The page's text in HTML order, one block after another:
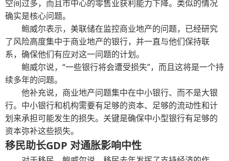
空间过多，而且市中心的零售业获利能力下降。类似的情况
确实是核心问题。
鲍威尔表示，美联储在监控商业地产的问题，已经研究
了风险高度集中于商业地产的银行，并一直与他们保持联
系，确保他们有应对这一问题的计划。
鲍威尔说，“一些银行将会遭受损失”，而且这将是一个持
续多年的问题。
他补充说，商业地产问题集中在中小银行、而不是大银
行。中小银行和机构需要有足够的资本、足够的流动性和计
划来承担可能发生的损失。关键是确保中小型银行有足够的
资本弥补这些损失。
移民助长GDP 对通胀影响中性